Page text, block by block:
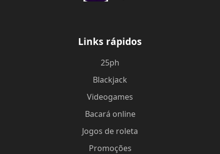
Links rápidos
25ph
Blackjack
Videogames
Bacará online
Jogos de roleta
Promoções